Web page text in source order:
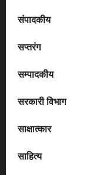
संपादकीय
सप्तरंग
सम्पादकीय
सरकारी विभाग
साक्षात्कार
साहित्य